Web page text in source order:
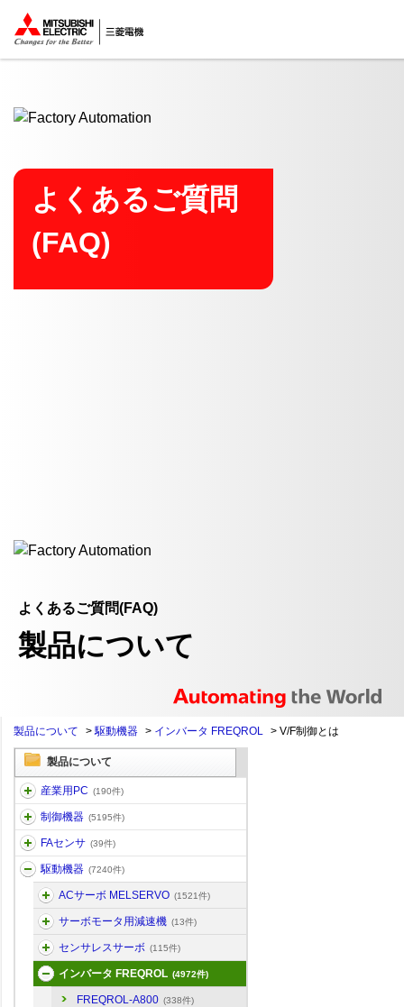
ここから本文
よくあるご質問
(FAQ)
よくあるご質問(FAQ)
製品について
製品について >駆動機器 > インバータ FREQROL > V/F制御とは
製品について
産業用PC (190件)
制御機器 (5195件)
FAセンサ (39件)
駆動機器 (7240件)
ACサーボ MELSERVO (1521件)
サーボモータ用減速機 (13件)
センサレスサーボ (115件)
インバータ FREQROL (4972件)
FREQROL-A800 (338件)